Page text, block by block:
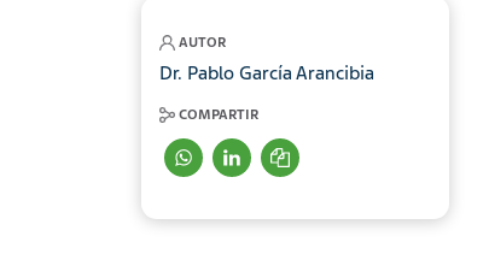
AUTOR
Dr. Pablo García Arancibia
COMPARTIR